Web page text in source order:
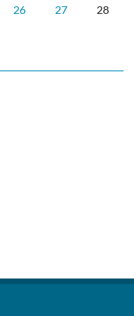
26 27
28